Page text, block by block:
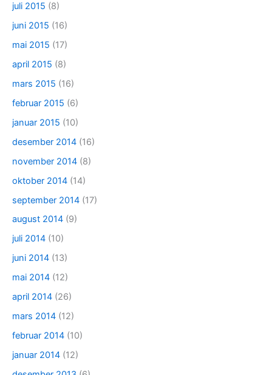
juli 2015 (8)
juni 2015 (16)
mai 2015 (17)
april 2015 (8)
mars 2015 (16)
februar 2015 (6)
januar 2015 (10)
desember 2014 (16)
november 2014 (8)
oktober 2014 (14)
september 2014 (17)
august 2014 (9)
juli 2014 (10)
juni 2014 (13)
mai 2014 (12)
april 2014 (26)
mars 2014 (12)
februar 2014 (10)
januar 2014 (12)